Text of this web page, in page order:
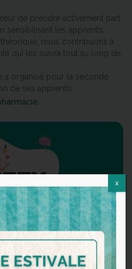
de prendre activement part
sensibilisant les apprentis
nous contribuons à
qui les suivra tout au long de
a organisé pour la seconde
de ses apprentis
x